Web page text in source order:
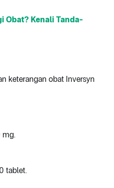
Obat? Kenali Tanda-
keterangan obat Inversyn
mg.
tablet.